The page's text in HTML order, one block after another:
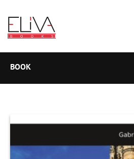
BOOK